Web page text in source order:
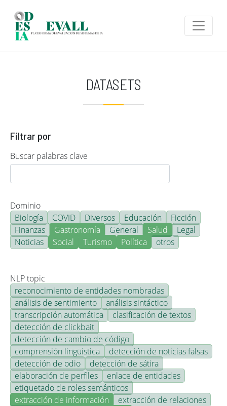
DATASETS
Filtrar por
Buscar palabras clave
Dominio
Biología
COVID Diversos Educación
Ficción
Finanzas
Gastronomía General Salud
Legal
Noticias
Social Turismo Política otros
NLP topic
reconocimiento de entidades nombradas
análisis de sentimiento
análisis sintáctico
transcripción automática
clasificación de textos
detección de clickbait
detección de cambio de código
comprensión lingüística
detección de noticias falsas
detección de odio
detección de sátira
elaboración de perfiles
enlace de entidades
etiquetado de roles semánticos
extracción de información
extracción de relaciones